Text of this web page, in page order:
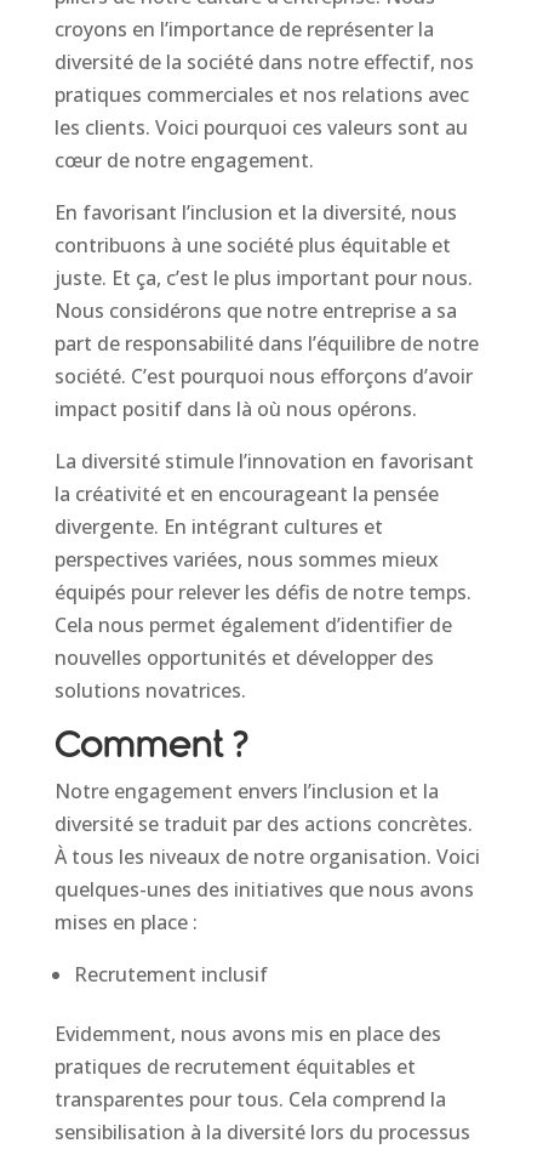
croyons en l’importance de représenter la
diversité de la société dans notre effectif, nos
pratiques commerciales et nos relations avec
les clients. Voici pourquoi ces valeurs sont au
cœur de notre engagement.
En favorisant l’inclusion et la diversité, nous
contribuons à une société plus équitable et
juste. Et ça, c’est le plus important pour nous.
Nous considérons que notre entreprise a sa
part de responsabilité dans l’équilibre de notre
société. C’est pourquoi nous efforçons d’avoir
impact positif dans là où nous opérons.
La diversité stimule l’innovation en favorisant
la créativité et en encourageant la pensée
divergente. En intégrant cultures et
perspectives variées, nous sommes mieux
équipés pour relever les défis de notre temps.
Cela nous permet également d’identifier de
nouvelles opportunités et développer des
solutions novatrices.
Comment ?
Notre engagement envers l’inclusion et la
diversité se traduit par des actions concrètes.
À tous les niveaux de notre organisation. Voici
quelques-unes des initiatives que nous avons
mises en place :
Recrutement inclusif
Evidemment, nous avons mis en place des
pratiques de recrutement équitables et
transparentes pour tous. Cela comprend la
sensibilisation à la diversité lors du processus